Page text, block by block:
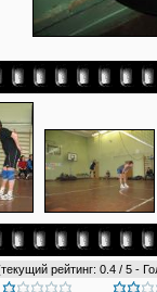
рейтинг: 0.4 / 5 -